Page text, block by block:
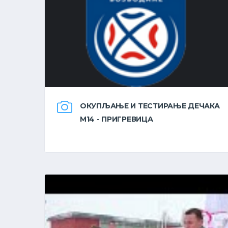
ОКУПЉАЊЕ И ТЕСТИРАЊЕ ДЕЧАКА
М14 - ПРИГРЕВИЦА